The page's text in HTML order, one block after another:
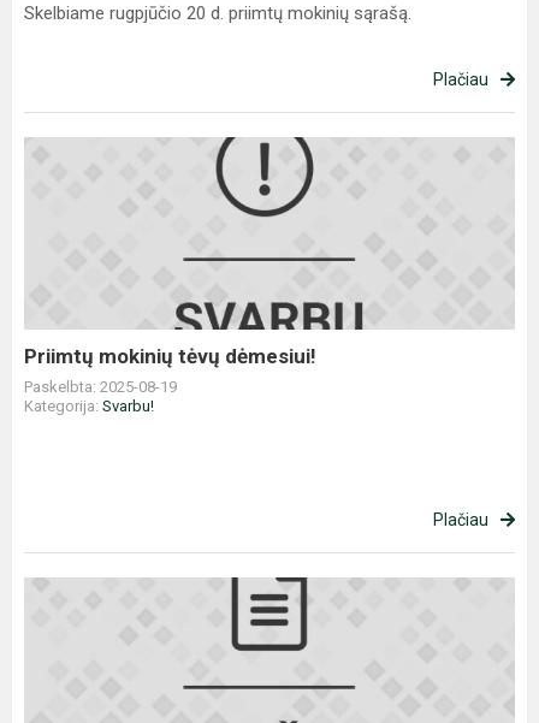
Skelbiame rugpjūčio 20 d. priimtų mokinių sąrašą.
Plačiau
Priimtų
Priimtų mokinių tėvų dėmesiui!
Paskelbta: 2025-08-19
Kategorija: Svarbu!
Plačiau
Informacija